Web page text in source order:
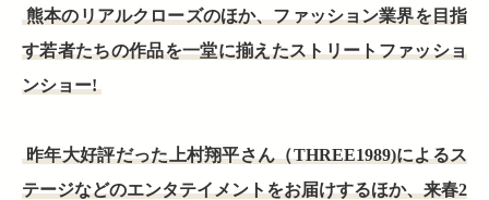
熊本のリアルクローズのほか、ファッション業界を目指
す若者たちの作品を一堂に揃えたストリートファッショ
ンショー!
昨年大好評だった上村翔平さん（THREE1989)によるス
テージなどのエンタテイメントをお届けするほか、来春2